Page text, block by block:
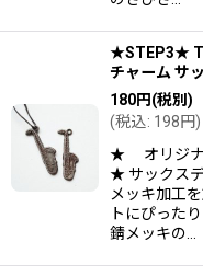
★STEP3★
チャーム サ
180円(税別)
(税込: 198円)
★ オリジナ
★ サックス
メッキ加工
トにぴった
錆メッキの…